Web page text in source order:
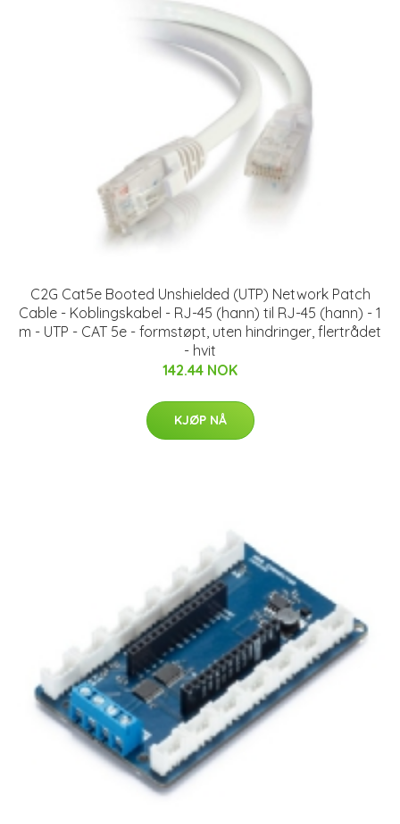
C2G Cat5e Booted Unshielded (UTP) Network Patch
Cable - Koblingskabel - RJ-45 (hann) til RJ-45 (hann) - 1
m - UTP - CAT 5e - formstøpt, uten hindringer, flertrådet
- hvit
142.44 NOK
KJØP NÅ